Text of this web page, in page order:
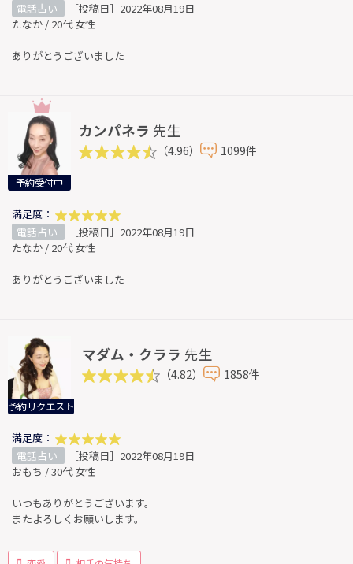
電話占い
［投稿日］2022年08月19日
たなか / 20代 女性
ありがとうございました
予約受付中
カンパネラ 先生
（4.96） 1099件
満足度：
電話占い
［投稿日］2022年08月19日
たなか / 20代 女性
ありがとうございました
予約リクエスト
マダム・クララ 先生
（4.82） 1858件
満足度：
電話占い
［投稿日］2022年08月19日
おもち / 30代 女性
いつもありがとうございます。
またよろしくお願いします。